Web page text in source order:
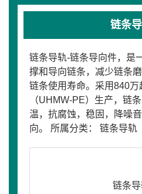
链条
链条导轨-链条导向件，是
撑和导向链条，减少链条
链条使用寿命。采用840
（UHMW-PE）生产，链
温，抗腐蚀，稳固，降噪
向。 所属分类： 链条导轨
链条